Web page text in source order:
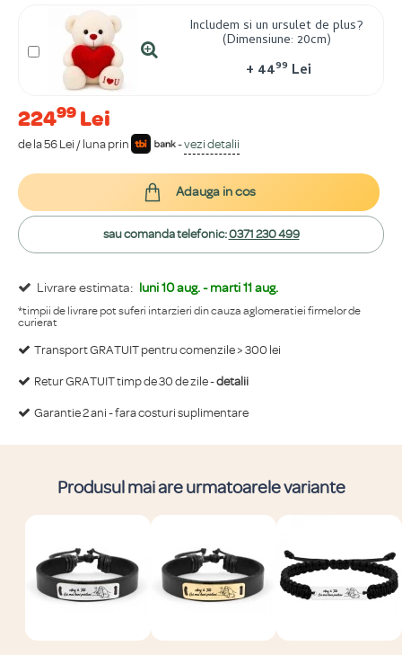
Livrare estimata: luni 10 aug. - marti 11 aug.
*timpii de livrare pot suferi intarzieri din cauza aglomeratiei firmelor de
curierat
Transport GRATUIT pentru comenzile > 300 lei
Retur GRATUIT timp de 30 de zile -detalii
Garantie 2 ani - fara costuri suplimentare
22499 Lei
de la 56 Lei / luna prin -vezi detalii
Includem si un ursulet de plus?
(Dimensiune: 20cm)
+ 4499 Lei
Adauga in cos
sau comanda telefonic:0371 230 499
Produsul mai are urmatoarele variante